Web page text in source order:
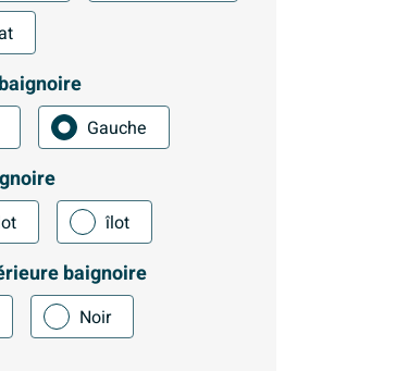
Gauche
îlot
baignoire
Noir